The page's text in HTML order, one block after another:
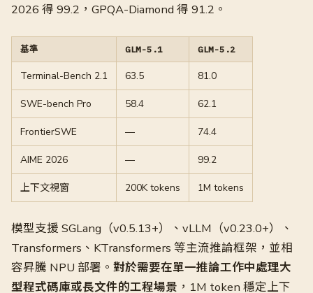
2026 得 99.2，GPQA-Diamond 得 91.2。
基準 GLM-5.1 GLM-5.2
Terminal-Bench 2.1 63.5 81.0
SWE-bench Pro 58.4 62.1
FrontierSWE — 74.4
AIME 2026 — 99.2
上下文視窗 200K tokens 1M tokens
模型支援 SGLang（v0.5.13+）、vLLM（v0.23.0+）、
Transformers、KTransformers 等主流推論框架，並相
容昇騰 NPU 部署。 對於需要在單一推論工作中處理大
型程式碼庫或長文件的工程場景 ，1M token 穩定上下